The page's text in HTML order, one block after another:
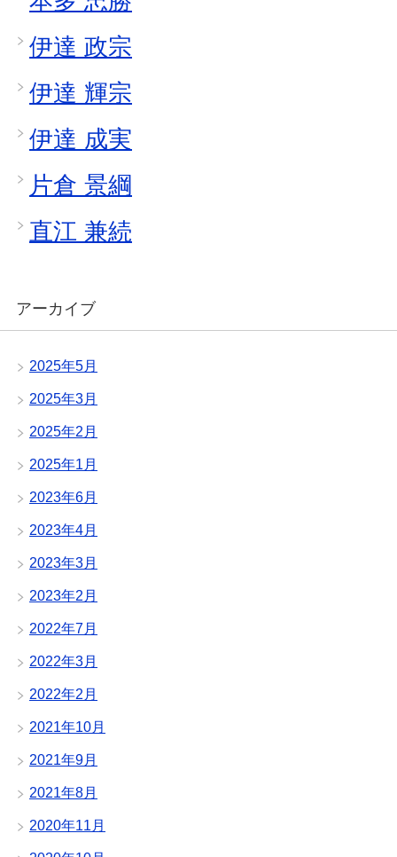
伊達 政宗
伊達 輝宗
伊達 成実
片倉 景綱
直江 兼続
アーカイブ
2025年5月
2025年3月
2025年2月
2025年1月
2023年6月
2023年4月
2023年3月
2023年2月
2022年7月
2022年3月
2022年2月
2021年10月
2021年9月
2021年8月
2020年11月